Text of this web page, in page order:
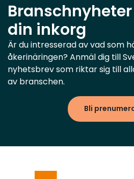
din inkorg
Är du intresserad av vad som
åkerinäringen? Anmäl dig till
nyhetsbrev som riktar sig till
av branschen.
Bli